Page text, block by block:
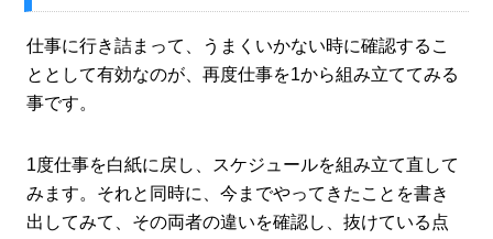
仕事に行き詰まって、うまくいかない時に確認するこ
ととして有効なのが、再度仕事を1から組み立ててみる
事です。
1度仕事を白紙に戻し、スケジュールを組み立て直して
みます。それと同時に、今までやってきたことを書き
出してみて、その両者の違いを確認し、抜けている点